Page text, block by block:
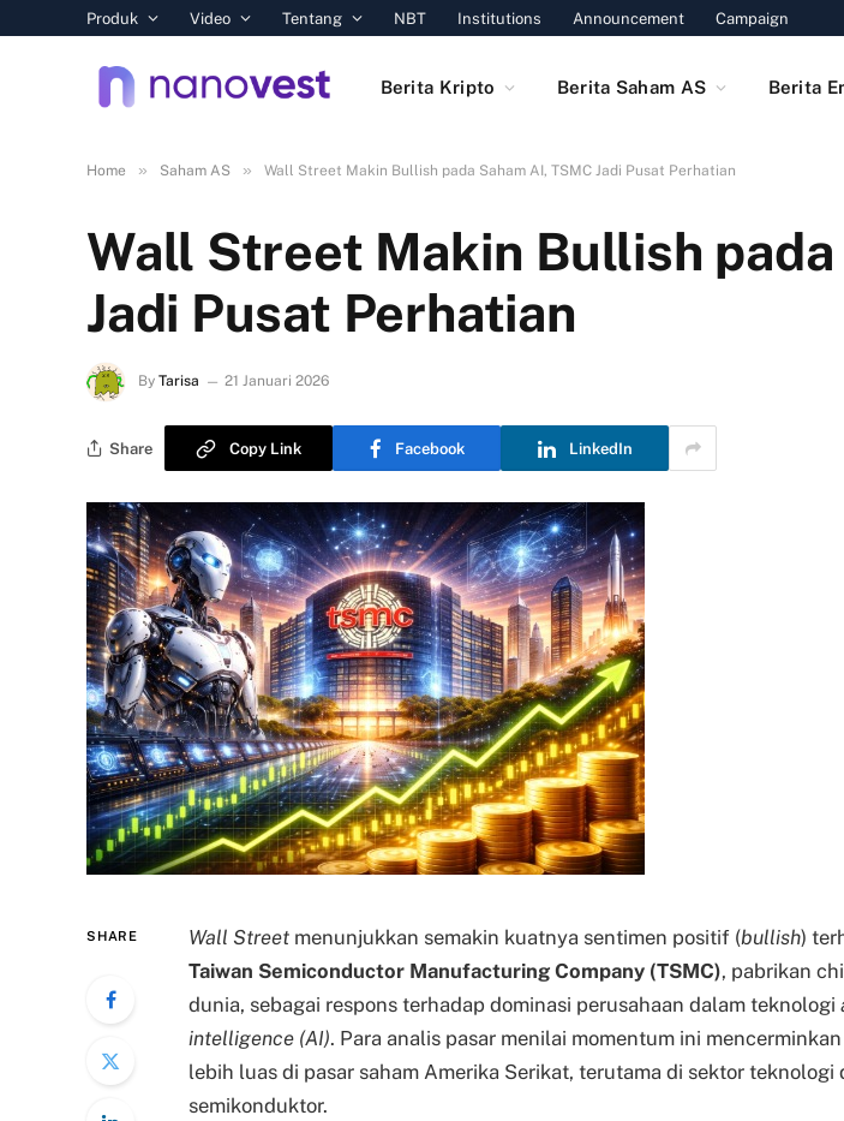
Produk Video Tentang NBT Institutions Announcement Campaign
Berita Kripto Berita Saham AS Berita
Home » Saham AS » Wall Street Makin Bullish pada Saham AI, TSMC Jadi Pusat Perhatian
Wall Street Makin Bullish pada
Jadi Pusat Perhatian
By Tarisa 21 Januari 2026
Share Copy Link Facebook LinkedIn
SHARE Wall Street menunjukkan semakin kuatnya sentimen positif (bullish)
Taiwan Semiconductor Manufacturing Company (TSMC), pabrikan
dunia, sebagai respons terhadap dominasi perusahaan dalam teknologi
intelligence (AI). Para analis pasar menilai momentum ini
lebih luas di pasar saham Amerika Serikat, terutama di sektor teknologi
semikonduktor.